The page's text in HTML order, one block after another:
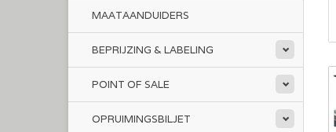
MAATAANDUIDERS
BEPRIJZING & LABELING
POINT OF SALE
OPRUIMINGSBILJET